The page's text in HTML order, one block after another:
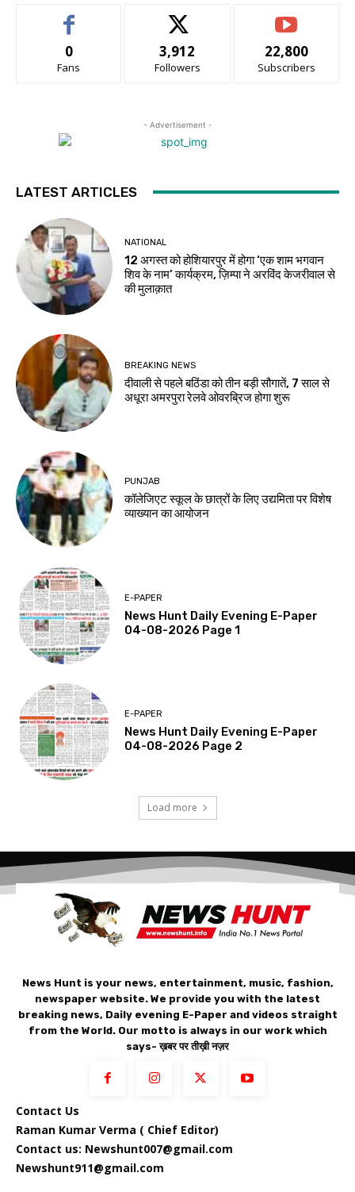
0
Fans
3,912
Followers
22,800
Subscribers
- Advertisement -
LATEST ARTICLES
NATIONAL
12 अगस्त को होशियारपुर में होगा ‘एक शाम भगवान
शिव के नाम’ कार्यक्रम, ज़िम्पा ने अरविंद केजरीवाल से
की मुलाक़ात
BREAKING NEWS
दीवाली से पहले बठिंडा को तीन बड़ी सौगातें, 7 साल से
अधूरा अमरपुरा रेलवे ओवरब्रिज होगा शुरू
PUNJAB
कॉलेजिएट स्कूल के छात्रों के लिए उद्यमिता पर विशेष
व्याख्यान का आयोजन
E-PAPER
News Hunt Daily Evening E-Paper
04-08-2026 Page 1
E-PAPER
News Hunt Daily Evening E-Paper
04-08-2026 Page 2
Load more
News Hunt is your news, entertainment, music, fashion,
newspaper website. We provide you with the latest
breaking news, Daily evening E-Paper and videos straight
from the World. Our motto is always in our work which
says- ख़बर पर तीख़ी नज़र
Contact Us
Raman Kumar Verma ( Chief Editor)
Contact us: Newshunt007@gmail.com
Newshunt911@gmail.com